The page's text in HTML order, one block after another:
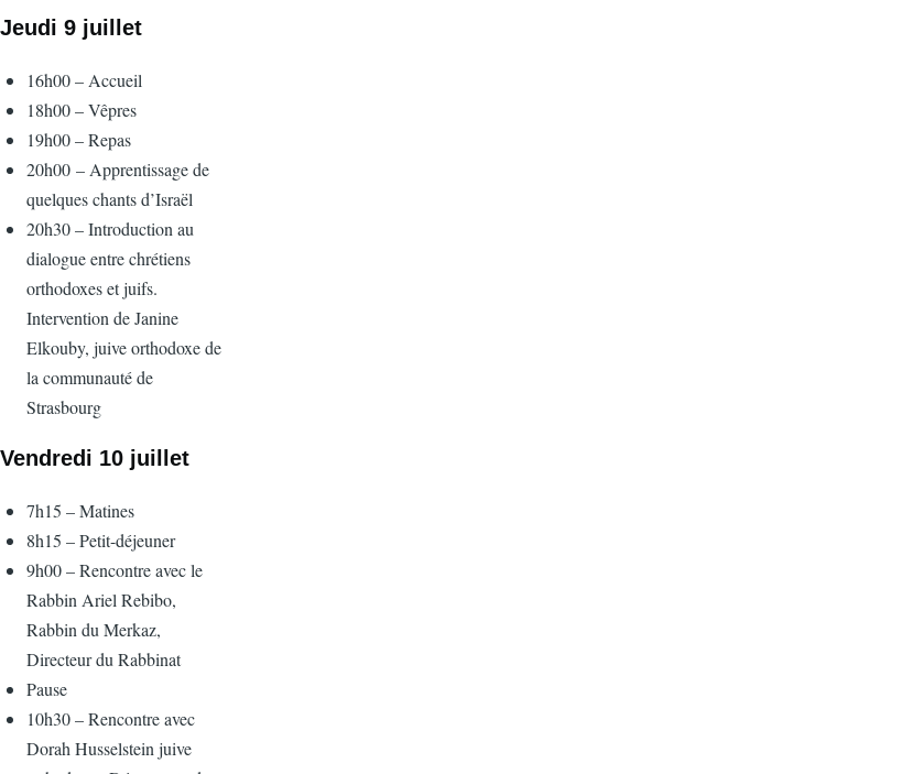
Jeudi 9 juillet
16h00 – Accueil
18h00 – Vêpres
19h00 – Repas
20h00 – Apprentissage de
quelques chants d’Israël
20h30 – Introduction au
dialogue entre chrétiens
orthodoxes et juifs.
Intervention de Janine
Elkouby, juive orthodoxe de
la communauté de
Strasbourg
Vendredi 10 juillet
7h15 – Matines
8h15 – Petit-déjeuner
9h00 – Rencontre avec le
Rabbin Ariel Rebibo,
Rabbin du Merkaz,
Directeur du Rabbinat
Pause
10h30 – Rencontre avec
Dorah Husselstein juive